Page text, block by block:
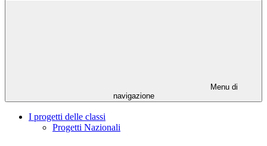
Menu di
navigazione
I progetti delle classi
Progetti Nazionali